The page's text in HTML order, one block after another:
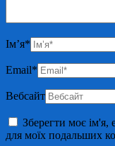
Ім’я*
Email*
Вебсайт
Зберегти моє ім'я,
для моїх подальших